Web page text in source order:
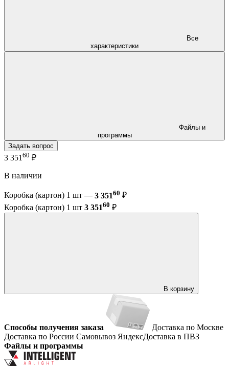
характеристики
программы
Задать вопрос
3 351 60 ₽
В наличии
Коробка (картон) 1 шт — 3 35160 ₽
Коробка (картон) 1 шт 3 35160 ₽
В корзину
Способы получения заказа
Доставка по Москве
Доставка по России Самовывоз ЯндексДоставка в ПВЗ
Файлы и программы